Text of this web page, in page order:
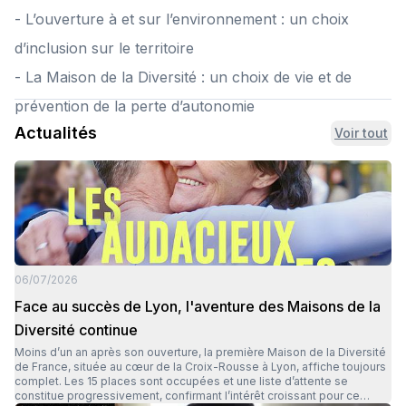
- L’ouverture à et sur l’environnement : un choix
d’inclusion sur le territoire
- La Maison de la Diversité : un choix de vie et de
prévention de la perte d’autonomie
Actualités Voir tout
06/07/2026
Face au succès de Lyon, l'aventure des Maisons de la
Diversité continue
Moins d’un an après son ouverture, la première Maison de la Diversité
de France, située au cœur de la Croix-Rousse à Lyon, affiche toujours
complet. Les 15 places sont occupées et une liste d’attente se
constitue progressivement, confirmant l’intérêt croissant pour ce